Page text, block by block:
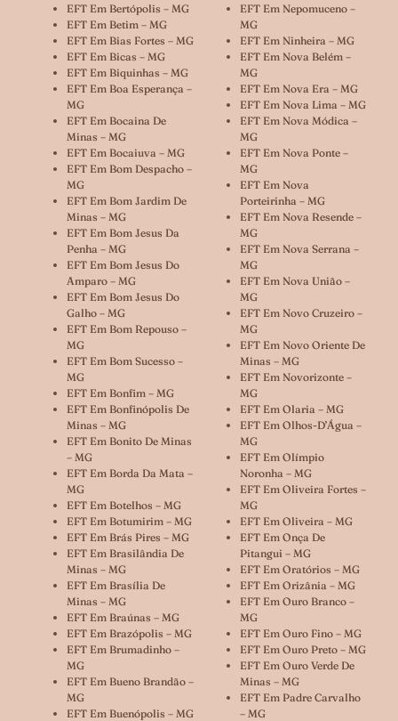
EFT Em Bertópolis – MG
EFT Em Betim – MG
EFT Em Bias Fortes – MG
EFT Em Bicas – MG
EFT Em Biquinhas – MG
EFT Em Boa Esperança –
MG
EFT Em Bocaina De
Minas – MG
EFT Em Bocaiuva – MG
EFT Em Bom Despacho –
MG
EFT Em Bom Jardim De
Minas – MG
EFT Em Bom Jesus Da
Penha – MG
EFT Em Bom Jesus Do
Amparo – MG
EFT Em Bom Jesus Do
Galho – MG
EFT Em Bom Repouso –
MG
EFT Em Bom Sucesso –
MG
EFT Em Bonfim – MG
EFT Em Bonfinópolis De
Minas – MG
EFT Em Bonito De Minas
– MG
EFT Em Borda Da Mata –
MG
EFT Em Botelhos – MG
EFT Em Botumirim – MG
EFT Em Brás Pires – MG
EFT Em Brasilândia De
Minas – MG
EFT Em Brasília De
Minas – MG
EFT Em Braúnas – MG
EFT Em Brazópolis – MG
EFT Em Brumadinho –
MG
EFT Em Bueno Brandão –
MG
EFT Em Buenópolis – MG
EFT Em Nepomuceno –
MG
EFT Em Ninheira – MG
EFT Em Nova Belém –
MG
EFT Em Nova Era – MG
EFT Em Nova Lima – MG
EFT Em Nova Módica –
MG
EFT Em Nova Ponte –
MG
EFT Em Nova
Porteirinha – MG
EFT Em Nova Resende –
MG
EFT Em Nova Serrana –
MG
EFT Em Nova União –
MG
EFT Em Novo Cruzeiro –
MG
EFT Em Novo Oriente De
Minas – MG
EFT Em Novorizonte –
MG
EFT Em Olaria – MG
EFT Em Olhos-D’Água –
MG
EFT Em Olímpio
Noronha – MG
EFT Em Oliveira Fortes –
MG
EFT Em Oliveira – MG
EFT Em Onça De
Pitangui – MG
EFT Em Oratórios – MG
EFT Em Orizânia – MG
EFT Em Ouro Branco –
MG
EFT Em Ouro Fino – MG
EFT Em Ouro Preto – MG
EFT Em Ouro Verde De
Minas – MG
EFT Em Padre Carvalho
– MG